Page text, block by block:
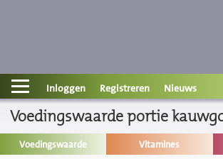
Contact
Informatie
Disclaimer
Inloggen Registreren Nieuws
Voedingswaarde portie
Voedingswaarde Vitamines